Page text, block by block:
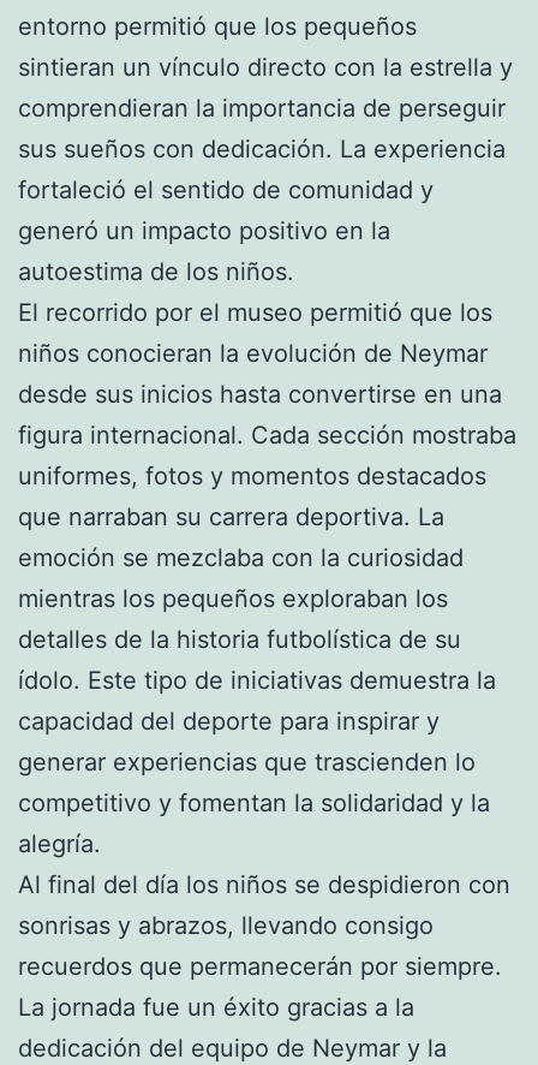
entorno permitió que los pequeños
sintieran un vínculo directo con la estrella y
comprendieran la importancia de perseguir
sus sueños con dedicación. La experiencia
fortaleció el sentido de comunidad y
generó un impacto positivo en la
autoestima de los niños.
El recorrido por el museo permitió que los
niños conocieran la evolución de Neymar
desde sus inicios hasta convertirse en una
figura internacional. Cada sección mostraba
uniformes, fotos y momentos destacados
que narraban su carrera deportiva. La
emoción se mezclaba con la curiosidad
mientras los pequeños exploraban los
detalles de la historia futbolística de su
ídolo. Este tipo de iniciativas demuestra la
capacidad del deporte para inspirar y
generar experiencias que trascienden lo
competitivo y fomentan la solidaridad y la
alegría.
Al final del día los niños se despidieron con
sonrisas y abrazos, llevando consigo
recuerdos que permanecerán por siempre.
La jornada fue un éxito gracias a la
dedicación del equipo de Neymar y la